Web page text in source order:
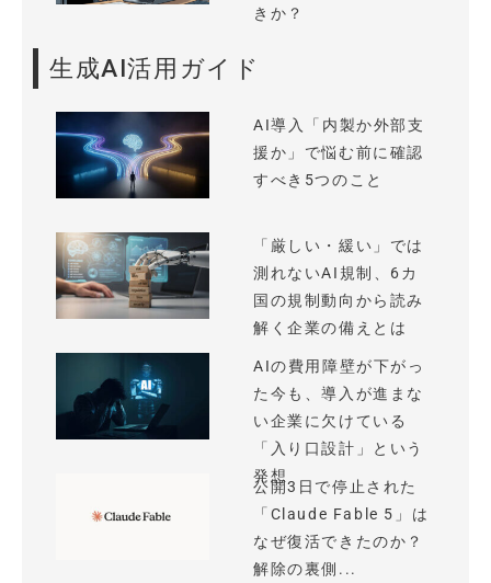
きか？
生成AI活用ガイド
AI導入「内製か外部支
援か」で悩む前に確認
すべき5つのこと
「厳しい・緩い」では
測れないAI規制、6カ
国の規制動向から読み
解く企業の備えとは
AIの費用障壁が下がっ
た今も、導入が進まな
い企業に欠けている
「入り口設計」という
発想
公開3日で停止された
「Claude Fable 5」は
なぜ復活できたのか？
解除の裏側...